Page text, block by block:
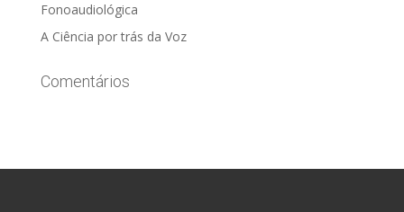
Fonoaudiológica
A Ciência por trás da Voz
Comentários